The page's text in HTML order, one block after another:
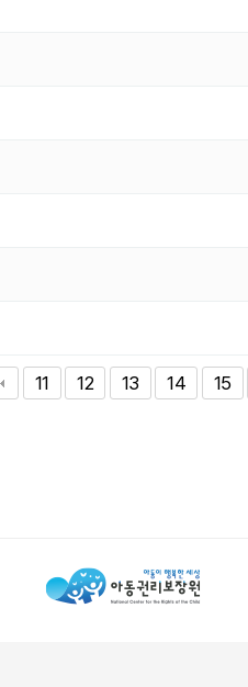
11 12 13 14 15